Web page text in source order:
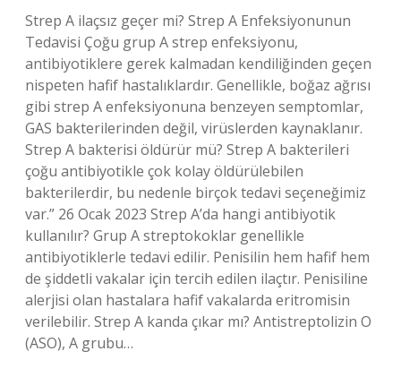
Strep A ilaçsız geçer mi? Strep A Enfeksiyonunun
Tedavisi Çoğu grup A strep enfeksiyonu,
antibiyotiklere gerek kalmadan kendiliğinden geçen
nispeten hafif hastalıklardır. Genellikle, boğaz ağrısı
gibi strep A enfeksiyonuna benzeyen semptomlar,
GAS bakterilerinden değil, virüslerden kaynaklanır.
Strep A bakterisi öldürür mü? Strep A bakterileri
çoğu antibiyotikle çok kolay öldürülebilen
bakterilerdir, bu nedenle birçok tedavi seçeneğimiz
var.” 26 Ocak 2023 Strep A’da hangi antibiyotik
kullanılır? Grup A streptokoklar genellikle
antibiyotiklerle tedavi edilir. Penisilin hem hafif hem
de şiddetli vakalar için tercih edilen ilaçtır. Penisiline
alerjisi olan hastalara hafif vakalarda eritromisin
verilebilir. Strep A kanda çıkar mı? Antistreptolizin O
(ASO), A grubu…